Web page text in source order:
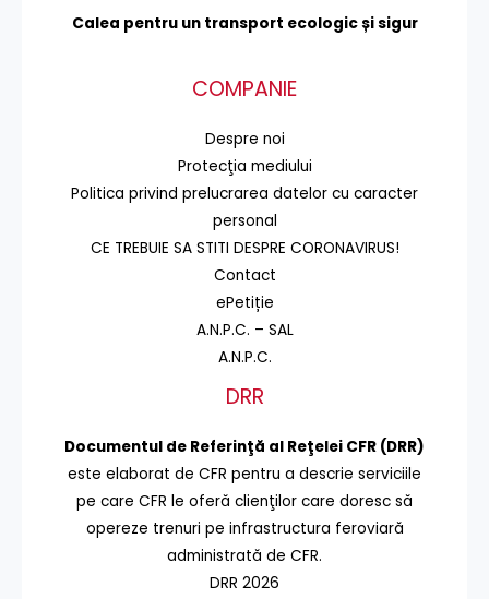
Calea pentru un transport ecologic și sigur
COMPANIE
Despre noi
Protecţia mediului
Politica privind prelucrarea datelor cu caracter
personal
CE TREBUIE SA STITI DESPRE CORONAVIRUS!
Contact
ePetiție
A.N.P.C. – SAL
A.N.P.C.
DRR
Documentul de Referinţă al Reţelei CFR (DRR)
este elaborat de CFR pentru a descrie serviciile
pe care CFR le oferă clienţilor care doresc să
opereze trenuri pe infrastructura feroviară
administrată de CFR.
DRR 2026